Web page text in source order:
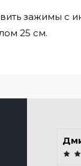
зажимы с
25 см.